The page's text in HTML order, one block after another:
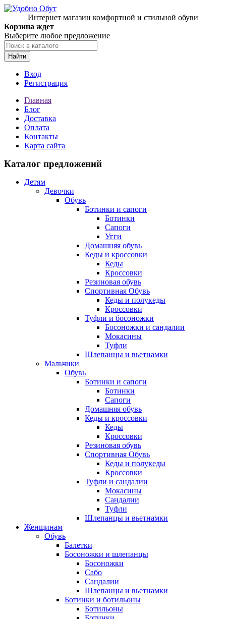
Интернет магазин комфортной и стильной обуви
Корзина ждет
Выберите любое предложение
Найти
Вход
Регистрация
Главная
Блог
Доставка
Оплата
Контакты
Карта сайта
Каталог предложений
Детям
Девочки
Обувь
Ботинки и сапоги
Ботинки
Сапоги
Угги
Домашняя обувь
Кеды и кроссовки
Кеды
Кроссовки
Резиновая обувь
Спортивная Обувь
Кеды и полукеды
Кроссовки
Туфли и босоножки
Босоножки и сандалии
Мокасины
Туфли
Шлепанцы и вьетнамки
Мальчики
Обувь
Ботинки и сапоги
Ботинки
Сапоги
Домашняя обувь
Кеды и кроссовки
Кеды
Кроссовки
Резиновая обувь
Спортивная Обувь
Кеды и полукеды
Кроссовки
Туфли и сандалии
Мокасины
Сандалии
Туфли
Шлепанцы и вьетнамки
Женщинам
Обувь
Балетки
Босоножки и шлепанцы
Босоножки
Сабо
Сандалии
Шлепанцы и вьетнамки
Ботинки и ботильоны
Ботильоны